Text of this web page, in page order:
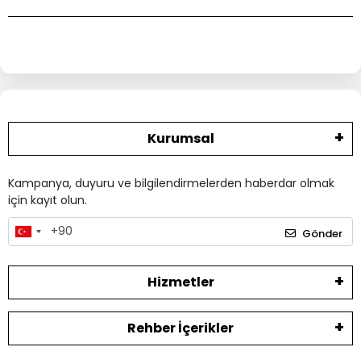
Kurumsal
Kampanya, duyuru ve bilgilendirmelerden haberdar olmak
için kayıt olun.
Gönder
Hizmetler
Rehber İçerikler